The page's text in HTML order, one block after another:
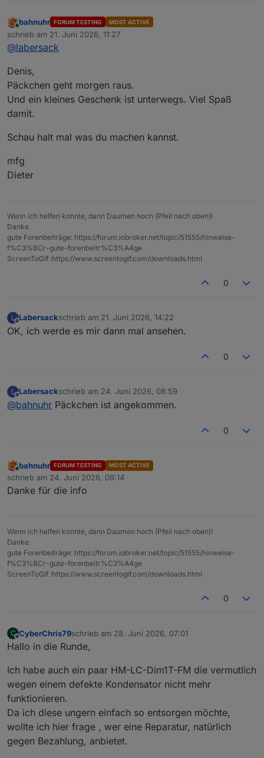
Online
bahnuhr FORUM TESTING MOST ACTIVE
schrieb am 21. Juni 2026, 11:27
zuletzt editiert von
@labersack
Denis,
Päckchen geht morgen raus.
Und ein kleines Geschenk ist unterwegs. Viel Spaß
damit.
Schau halt mal was du machen kannst.
mfg
Dieter
Wenn ich helfen konnte, dann Daumen hoch (Pfeil nach oben)!
Danke.
gute Forenbeiträge: https://forum.iobroker.net/topic/51555/hinweise-
f%C3%BCr-gute-forenbeitr%C3%A4ge
ScreenToGif :https://www.screentogif.com/downloads.html
0
L
Offline
Labersackschrieb am 21. Juni 2026, 14:22
zuletzt editiert von
OK, ich werde es mir dann mal ansehen.
0
L
Offline
Labersackschrieb am 24. Juni 2026, 08:59
zuletzt editiert von
@bahnuhr Päckchen ist angekommen.
0
Online
bahnuhr FORUM TESTING MOST ACTIVE
schrieb am 24. Juni 2026, 09:14
zuletzt editiert von
Danke für die info
Wenn ich helfen konnte, dann Daumen hoch (Pfeil nach oben)!
Danke.
gute Forenbeiträge: https://forum.iobroker.net/topic/51555/hinweise-
f%C3%BCr-gute-forenbeitr%C3%A4ge
ScreenToGif :https://www.screentogif.com/downloads.html
0
C
Offline
CyberChris79schrieb am 28. Juni 2026, 07:01
zuletzt editiert von
Hallo in die Runde,
Ich habe auch ein paar HM-LC-Dim1T-FM die vermutlich
wegen einem defekte Kondensator nicht mehr
funktionieren.
Da ich diese ungern einfach so entsorgen möchte,
wollte ich hier frage , wer eine Reparatur, natürlich
gegen Bezahlung, anbietet.